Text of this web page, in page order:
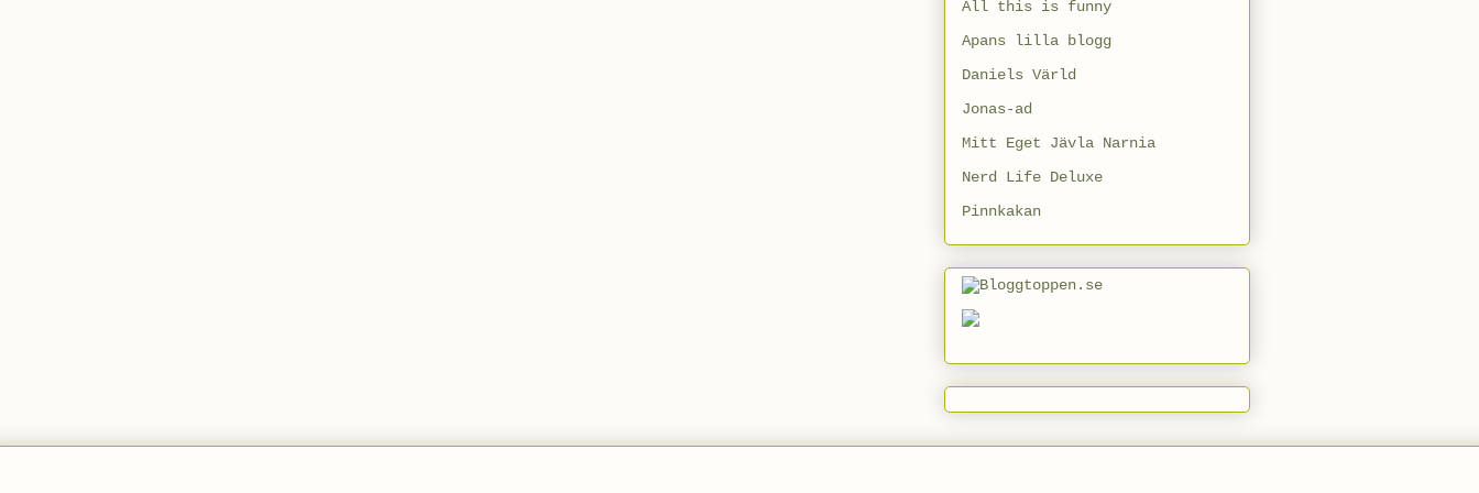
All this is funny
Apans lilla blogg
Daniels Värld
Jonas-ad
Mitt Eget Jävla Narnia
Nerd Life Deluxe
Pinnkakan